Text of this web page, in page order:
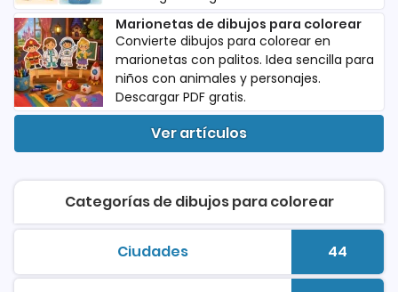
Marionetas de dibujos para colorear
Convierte dibujos para colorear en
marionetas con palitos. Idea sencilla para
niños con animales y personajes.
Descargar PDF gratis.
Ver artículos
Categorías de dibujos para colorear
Ciudadesdibujos para colorear para44